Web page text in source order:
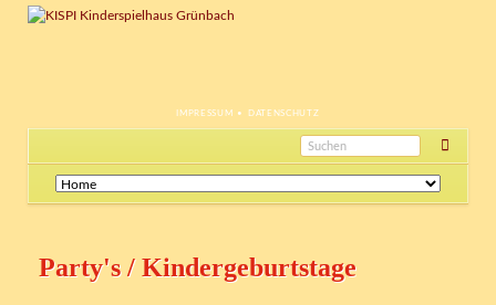
NAVIGATION
IMPRESSUM DATENSCHUTZ
Navigation
überspringen
Party's / Kindergeburtstage